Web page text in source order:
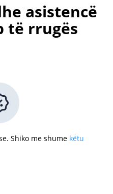
asistencë
të rrugës
Shiko me shume këtu